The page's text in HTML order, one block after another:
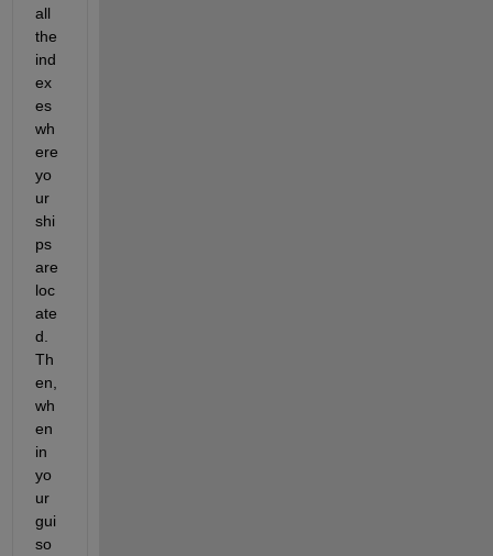
all
the
ind
ex
es
wh
ere
yo
ur
shi
ps
are
loc
ate
d.
Th
en,
wh
en
in
yo
ur
gui
so